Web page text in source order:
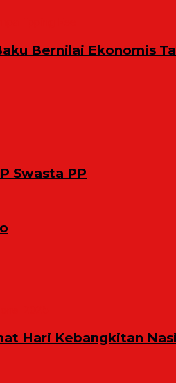
Bernilai Ekonomis
Swasta PP
Hari Kebangkitan